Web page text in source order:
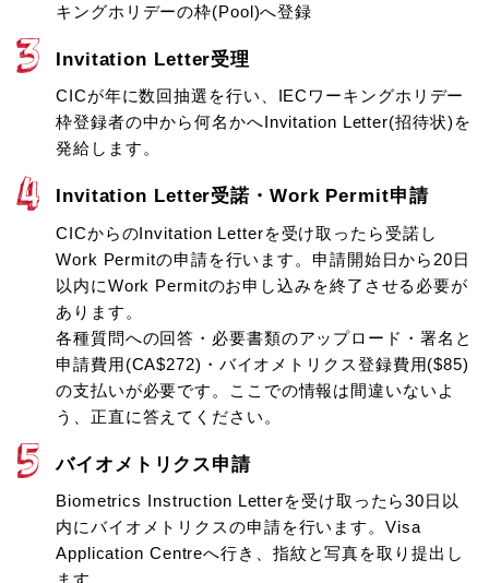
キングホリデーの枠(Pool)へ登録
Invitation Letter受理
CICが年に数回抽選を行い、IECワーキングホリデー
枠登録者の中から何名かへInvitation Letter(招待状)を
発給します。
Invitation Letter受諾・Work Permit申請
CICからのInvitation Letterを受け取ったら受諾し
Work Permitの申請を行います。申請開始日から20日
以内にWork Permitのお申し込みを終了させる必要が
あります。
各種質問への回答・必要書類のアップロード・署名と
申請費用(CA$272)・バイオメトリクス登録費用($85)
の支払いが必要です。ここでの情報は間違いないよ
う、正直に答えてください。
バイオメトリクス申請
Biometrics Instruction Letterを受け取ったら30日以
内にバイオメトリクスの申請を行います。Visa
Application Centreへ行き、指紋と写真を取り提出し
ます。